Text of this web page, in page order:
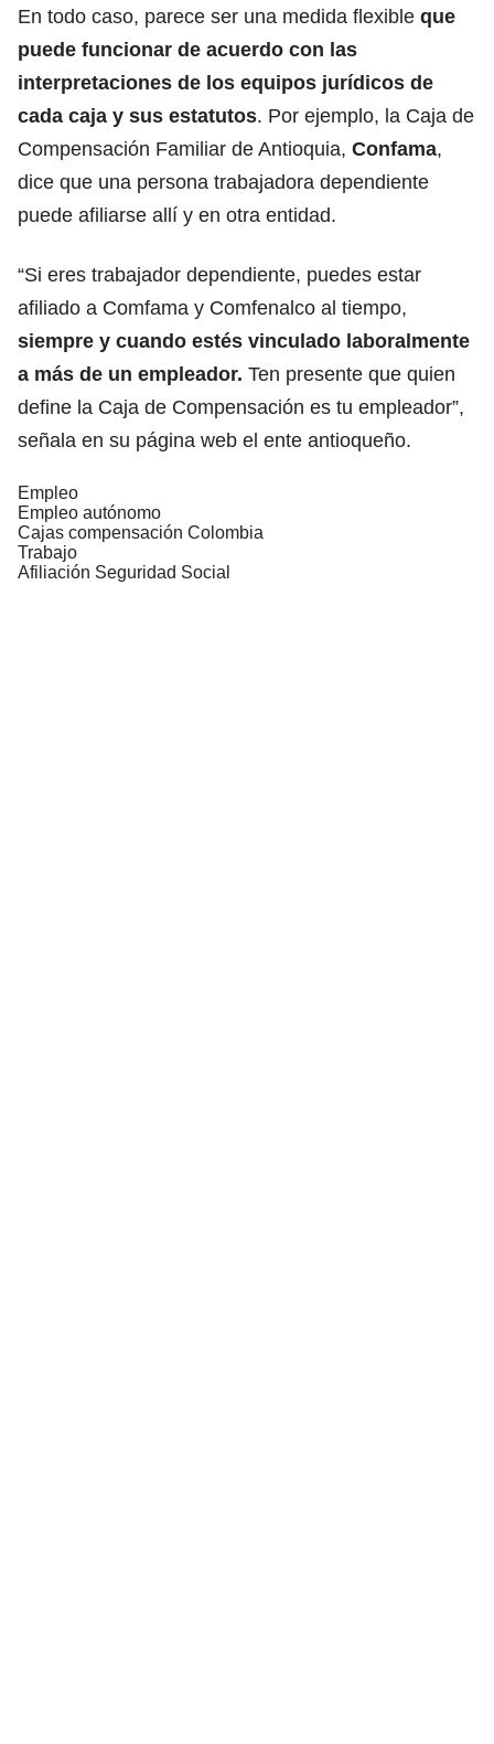
En todo caso, parece ser una medida flexible que
puede funcionar de acuerdo con las
interpretaciones de los equipos jurídicos de
cada caja y sus estatutos. Por ejemplo, la Caja de
Compensación Familiar de Antioquia, Confama,
dice que una persona trabajadora dependiente
puede afiliarse allí y en otra entidad.
“Si eres trabajador dependiente, puedes estar
afiliado a Comfama y Comfenalco al tiempo,
siempre y cuando estés vinculado laboralmente
a más de un empleador. Ten presente que quien
define la Caja de Compensación es tu empleador”,
señala en su página web el ente antioqueño.
Empleo
Empleo autónomo
Cajas compensación Colombia
Trabajo
Afiliación Seguridad Social